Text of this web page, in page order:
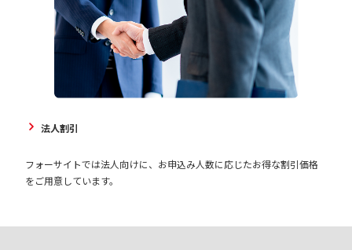
法人割引
フォーサイトでは法人向けに、お申込み人数に応じたお得な割引価格
をご用意しています。